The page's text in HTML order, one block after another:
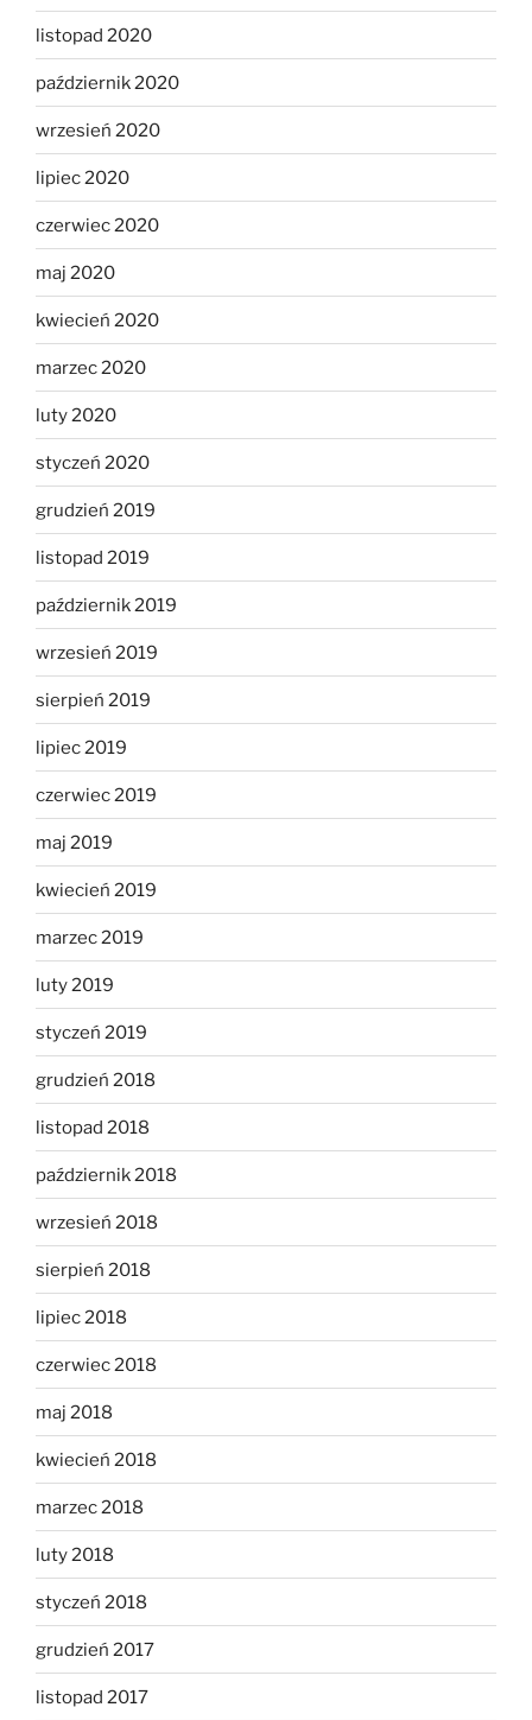
listopad 2020
październik 2020
wrzesień 2020
lipiec 2020
czerwiec 2020
maj 2020
kwiecień 2020
marzec 2020
luty 2020
styczeń 2020
grudzień 2019
listopad 2019
październik 2019
wrzesień 2019
sierpień 2019
lipiec 2019
czerwiec 2019
maj 2019
kwiecień 2019
marzec 2019
luty 2019
styczeń 2019
grudzień 2018
listopad 2018
październik 2018
wrzesień 2018
sierpień 2018
lipiec 2018
czerwiec 2018
maj 2018
kwiecień 2018
marzec 2018
luty 2018
styczeń 2018
grudzień 2017
listopad 2017